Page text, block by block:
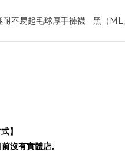
】
沒有實體店。